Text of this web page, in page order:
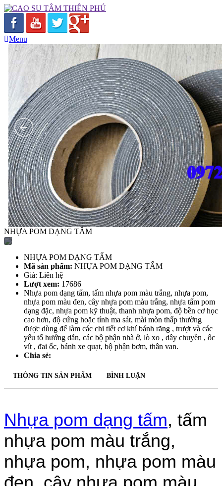
Menu
Trang chủ
Giới thiệu
Sản phẩm
RON XỐP EVA
NHỰA KỸ THUẬT
NHỰA BAKELITE
NHỰA PVC
NHỰA PU
NHỰA PP
NHỰA TEFLON
NHỰA MC
NHỰA POM
NHỰA PA
NHỰA PE
Gia công nhựa kỹ thuật
CAO SU CUỘN
CAO SU TẤM
CAO SU LÓT SÀN
CAO SU CUỘN LÓT SÀN
CAO SU CHỐNG TRƯỢT
GIA CÔNG CAO SU
CAO SU CẦU ĐƯỜNG
CAO SU BẢO VỆ GÓC CỘT
CAO SU NGÀNH XÂY DỰNG CẦU
ĐƯỜNG
ĐỆM CHỐNG VA
TRỤ GIẢM CHẤN
CAO SU CHÂN ĐẾ
RON CAO SU
CAO SU SILICONE
ỐNG SILICONE TRẮNG CHỊU NHIỆT
GIA CÔNG CAO SU SILICONE CHỊU
NHIỆT
MÚT EVA TẤM
THẢM LÓT SÀN
CAO SU XỐP LÓT SÀN XÂY DỰNG CÔNG
TRÌNH
MÚT XỐP EVA ĐỦ MÀU
CUỘN XỐP EVA
NHỰA POM DẠNG TẤM
NHỰA POM DẠNG TẤM
Mã sản phẩm: NHỰA POM DẠNG TẤM
Giá: Liên hệ
Lượt xem: 17686
Nhựa pom dạng tấm, tấm nhựa pom màu trắng, nhựa pom,
nhựa pom màu đen, cây nhựa pom màu trắng, nhựa tấm pom
dạng đặc, nhựa pom kỹ thuật, thanh nhựa pom, độ bền cơ học
cao hơn, độ cứng hoặc tính ma sát, mài mòn thấp thường
được dùng để làm các chi tiết cơ khí bánh răng , trượt và các
yếu tố hướng dẫn, các bộ phận nhà ở, lò xo , dây chuyền , ốc
vít , đai ốc, bánh xe quạt, bộ phận bơm, thân van.
Chia sẻ:
THÔNG TIN SẢN PHẨM BÌNH LUẬN
Nhựa pom dạng tấm, tấm
nhựa pom màu trắng,
nhựa pom, nhựa pom màu